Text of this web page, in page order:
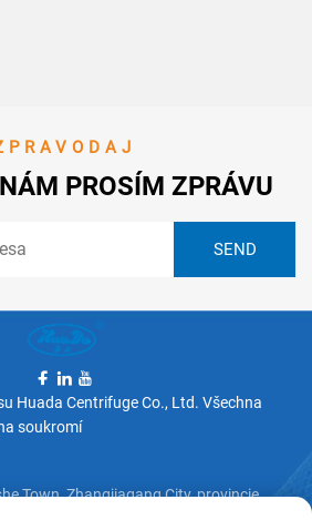
PROSÍM ZPRÁVU
Huada Centrifuge Co., Ltd. Všechna
soukromí
Town, Zhangjiagang City, provincie